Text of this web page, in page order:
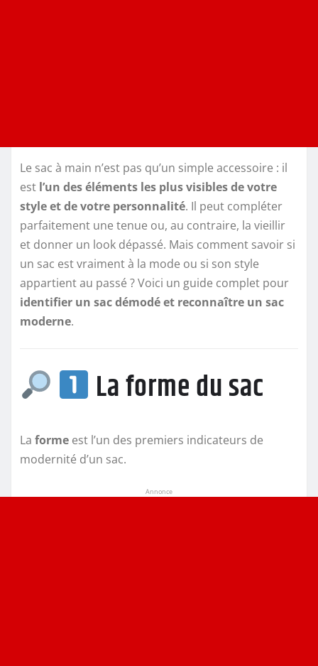
Le sac à main n’est pas qu’un simple accessoire : il
est l’un des éléments les plus visibles de votre
style et de votre personnalité. Il peut compléter
parfaitement une tenue ou, au contraire, la vieillir
et donner un look dépassé. Mais comment savoir si
un sac est vraiment à la mode ou si son style
appartient au passé ? Voici un guide complet pour
identifier un sac démodé et reconnaître un sac
moderne.
La forme du sac
La forme est l’un des premiers indicateurs de
modernité d’un sac.
Annonce